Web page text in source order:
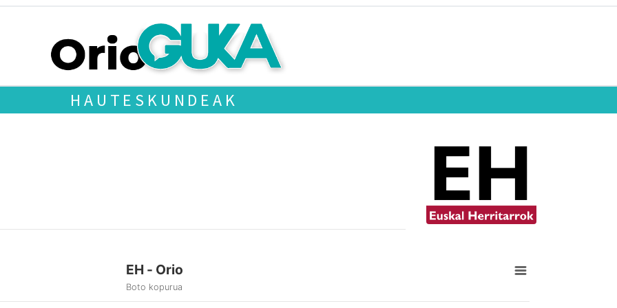
HAUTESKUNDEAK
EH - Orio
Boto kopurua